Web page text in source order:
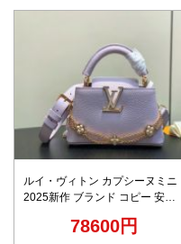
ルイ・ヴィトン カプシーヌミニ
2025新作 ブランド コピー 安全
ディテール 安心の日本倉庫 発送
78600円